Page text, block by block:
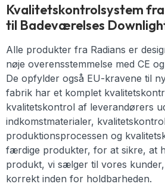
Kvalitetskontrolsystem
til Badeværelses
Alle produkter fra Radians er
nøje overensstemmelse med CE
De opfylder også EU-kravene til
fabrik har et komplet
kvalitetskontrol af leverandørers
indkomstmaterialer,
produktionsprocessen og
færdige produkter, for at sikre, at
produkt, vi sælger til vores
korrekt inden for holdbarheden.